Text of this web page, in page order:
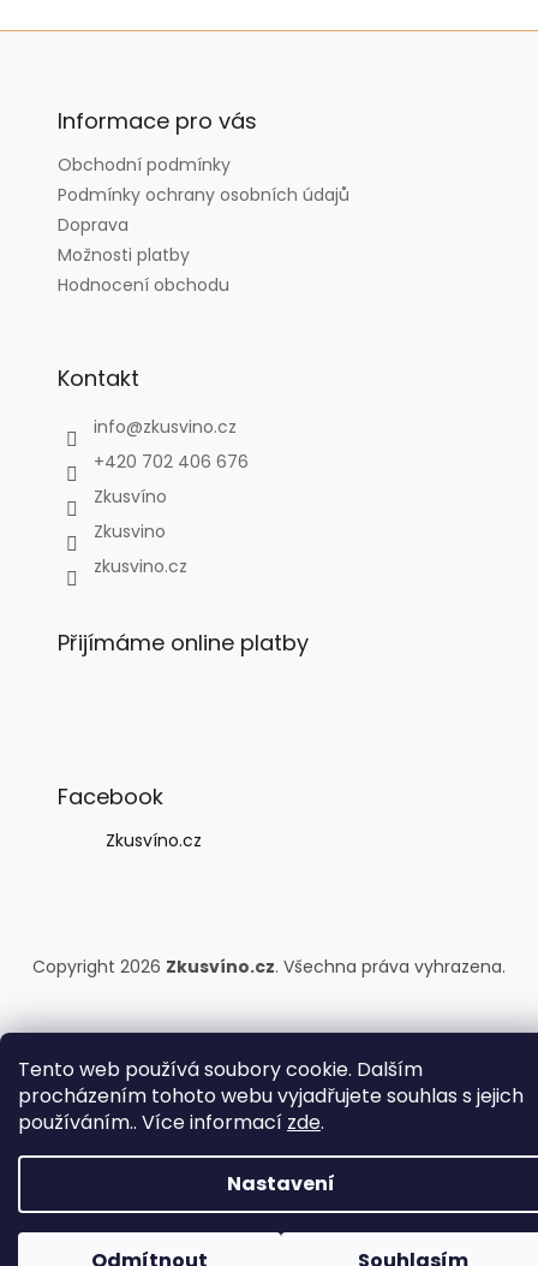
Tento web používá soubory cookie. Dalším
procházením tohoto webu vyjadřujete souhlas s jejich
používáním.. Více informací zde.
Nastavení
Z
Informace pro vás
Obchodní podmínky
Podmínky ochrany osobních údajů
Doprava
Možnosti platby
Hodnocení obchodu
Kontakt
info@zkusvino.cz
+420 702 406 676
Zkusvíno
Zkusvino
zkusvino.cz
Přijímáme online platby
Facebook
Zkusvíno.cz
Copyright 2026 Zkusvíno.cz. Všechna práva vyhrazena.